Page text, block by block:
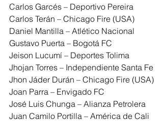
Carlos Garcés – Deportivo Pereira
Carlos Terán – Chicago Fire (USA)
Daniel Mantilla – Atlético Nacional
Gustavo Puerta – Bogotá FC
Jeison Lucumí – Deportes Tolima
Jhojan Torres – Independiente Santa Fe
Jhon Jáder Durán – Chicago Fire (USA)
Joan Parra – Envigado FC
José Luis Chunga – Alianza Petrolera
Juan Camilo Portilla – América de Cali